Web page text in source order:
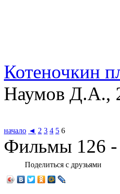
Котеночкин
Наумов Д.А.,
начало ◄ 2 3 4 5 6
Фильмы 126 -
Поделиться с друзьями